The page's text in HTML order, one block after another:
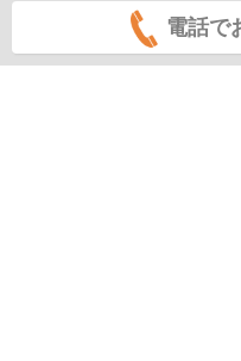
電話で